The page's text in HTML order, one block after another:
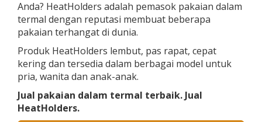
Anda? HeatHolders adalah pemasok pakaian dalam
termal dengan reputasi membuat beberapa
pakaian terhangat di dunia.
Produk HeatHolders lembut, pas rapat, cepat
kering dan tersedia dalam berbagai model untuk
pria, wanita dan anak-anak.
Jual pakaian dalam termal terbaik. Jual
HeatHolders.